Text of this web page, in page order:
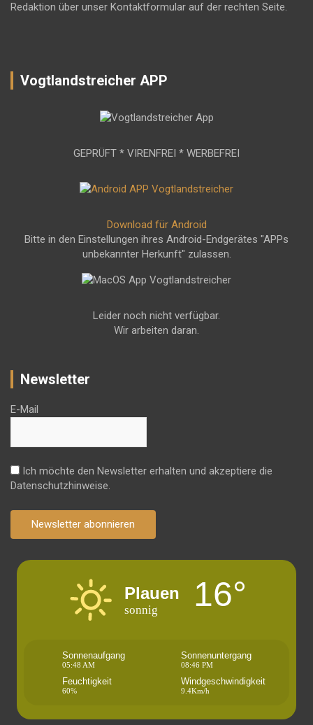
Redaktion über unser Kontaktformular auf der rechten Seite.
Vogtlandstreicher APP
GEPRÜFT * VIRENFREI * WERBEFREI
Download für Android
Bitte in den Einstellungen ihres Android-Endgerätes "APPs
unbekannter Herkunft" zulassen.
Leider noch nicht verfügbar.
Wir arbeiten daran.
Newsletter
E-Mail
Ich möchte den Newsletter erhalten und akzeptiere die
Datenschutzhinweise.
Newsletter abonnieren
Plauen
sonnig 16°
Sonnenaufgang
05:48 AM
Sonnenuntergang
08:46 PM
Feuchtigkeit
60%
Windgeschwindigkeit
9.4Km/h